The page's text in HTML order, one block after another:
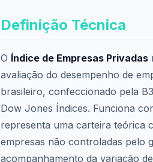
Definição Técnica
O Índice de Empresas Privadas
avaliação do desempenho de
brasileiro, confeccionado pela
Dow Jones Índices. Funciona
representa uma carteira teórica
empresas não controladas pelo
acompanhamento da variação